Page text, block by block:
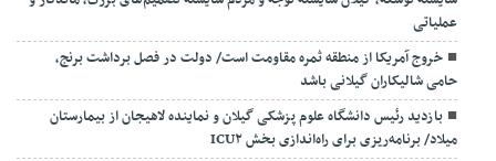
عملیاتی
خروج آمریکا از منطقه ثمره مقاومت است/ دولت در فصل برداشت برنج،
حامی شالیکاران گیلانی باشد
بازدید رئیس دانشگاه علوم پزشکی گیلان و نماینده لاهیجان از بیمارستان
میلاد/ برنامه‌ریزی برای راه‌اندازی بخش ICU۲